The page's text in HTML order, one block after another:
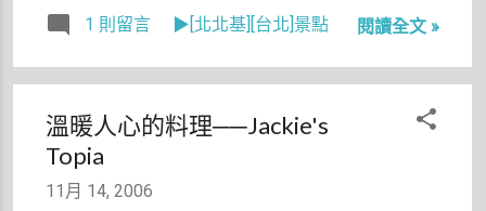
是偶爾會拿
著下載的
MP3過來
下音樂」，
寫上「小公
小王子楊文
豪（是他的
觀景台開放
還是沒有上
近，採訪了
1 則留言 ▶[北北基][台北]景點 閱讀全文 »
溫暖人心的料理──Jackie's
Topia
11月 14, 2006